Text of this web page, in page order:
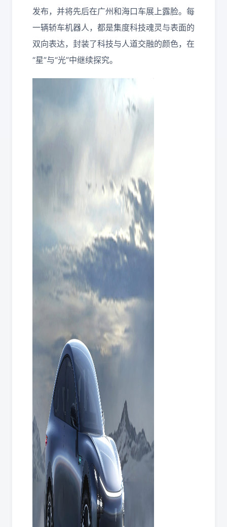
发布，并将先后在广州和海口车展上露脸。每
一辆轿车机器人，都是集度科技魂灵与表面的
双向表达，封装了科技与人道交融的颜色，在
“星”与“光”中继续探究。